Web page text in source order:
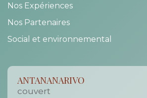
Nos Expériences
Nos Partenaires
Social et environnemental
ANTANANARIVO
couvert